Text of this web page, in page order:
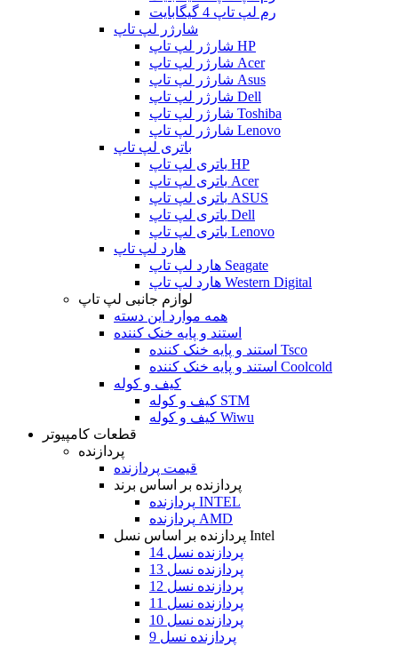
رم لپ تاپ 4 گیگابایت
شارژر لپ تاپ
شارژر لپ تاپ HP
شارژر لپ تاپ Acer
شارژر لپ تاپ Asus
شارژر لپ تاپ Dell
شارژر لپ تاپ Toshiba
شارژر لپ تاپ Lenovo
باتری لپ تاپ
باتری لپ تاپ HP
باتری لپ تاپ Acer
باتری لپ تاپ ASUS
باتری لپ تاپ Dell
باتری لپ تاپ Lenovo
هارد لپ تاپ
هارد لپ تاپ Seagate
هارد لپ تاپ Western Digital
لوازم جانبی لپ تاپ
همه موارد این دسته
استند و پایه خنک کننده
استند و پایه خنک کننده Tsco
استند و پایه خنک کننده Coolcold
کیف و کوله
کیف و کوله STM
کیف و کوله Wiwu
قطعات کامپیوتر
پردازنده
قیمت پردازنده
پردازنده بر اساس برند
پردازنده INTEL
پردازنده AMD
پردازنده بر اساس نسل Intel
پردازنده نسل 14
پردازنده نسل 13
پردازنده نسل 12
پردازنده نسل 11
پردازنده نسل 10
پردازنده نسل 9